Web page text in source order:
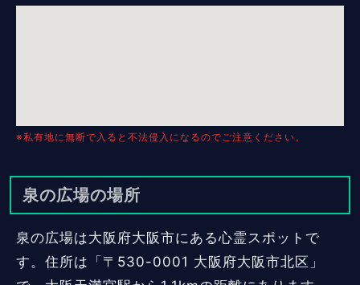
※私有地に無断で入ると不法侵入になるのでご注意ください。
泉の広場の場所
泉の広場は大阪府大阪市にある心霊スポットで
す。住所は「〒530-0001 大阪府大阪市北区」